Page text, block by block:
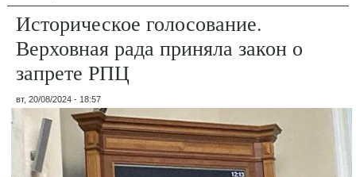
Историческое голосование.
Верховная рада приняла закон о
запрете РПЦ
вт, 20/08/2024 - 18:57